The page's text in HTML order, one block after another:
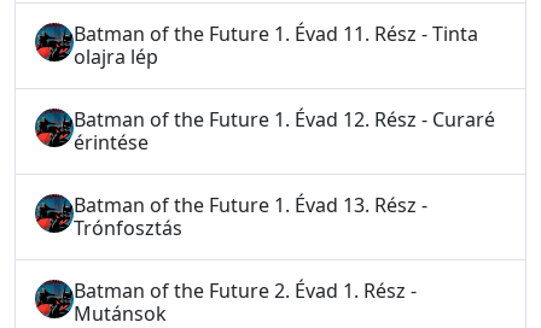
Batman of the Future 1. Évad 11. Rész - Tinta
olajra lép
Batman of the Future 1. Évad 12. Rész - Curaré
érintése
Batman of the Future 1. Évad 13. Rész -
Trónfosztás
Batman of the Future 2. Évad 1. Rész -
Mutánsok